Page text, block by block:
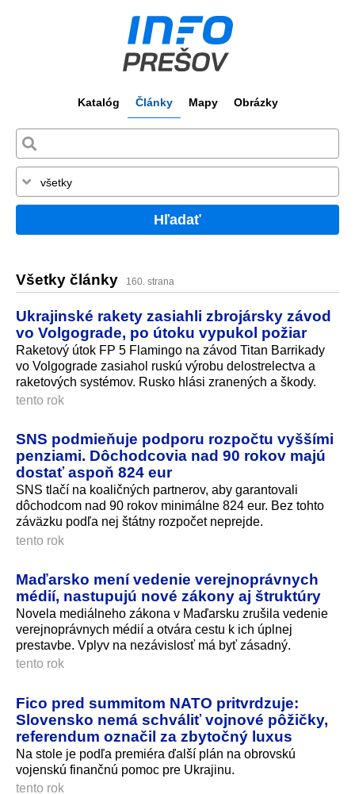
Katalóg Články Mapy Obrázky
Hľadať
Všetky články 160. strana
Ukrajinské rakety zasiahli zbrojársky závod
vo Volgograde, po útoku vypukol požiar
Raketový útok FP 5 Flamingo na závod Titan Barrikady
vo Volgograde zasiahol ruskú výrobu delostrelectva a
raketových systémov. Rusko hlási zranených a škody.
tento rok
SNS podmieňuje podporu rozpočtu vyššími
penziami. Dôchodcovia nad 90 rokov majú
dostať aspoň 824 eur
SNS tlačí na koaličných partnerov, aby garantovali
dôchodcom nad 90 rokov minimálne 824 eur. Bez tohto
záväzku podľa nej štátny rozpočet neprejde.
tento rok
Maďarsko mení vedenie verejnoprávnych
médií, nastupujú nové zákony aj štruktúry
Novela mediálneho zákona v Maďarsku zrušila vedenie
verejnoprávnych médií a otvára cestu k ich úplnej
prestavbe. Vplyv na nezávislosť má byť zásadný.
tento rok
Fico pred summitom NATO pritvrdzuje:
Slovensko nemá schváliť vojnové pôžičky,
referendum označil za zbytočný luxus
Na stole je podľa premiéra ďalší plán na obrovskú
vojenskú finančnú pomoc pre Ukrajinu.
tento rok